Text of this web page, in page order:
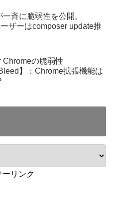
斉に脆弱性を公開。
ザーはcomposer update推
Chromeの脆弱性
】：Chrome拡張機能は
ーリンク